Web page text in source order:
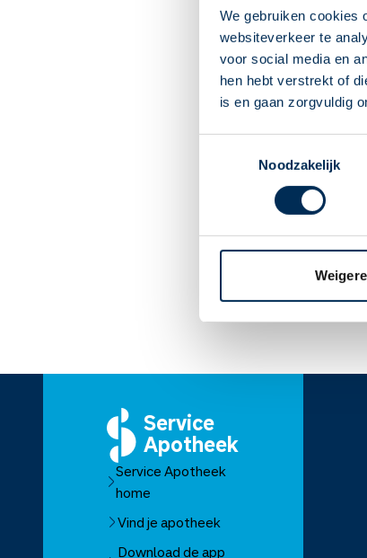
We gebruiken cookies
websiteverkeer te
voor social media en
hen hebt verstrekt of
is en gaan zorgvuldig
Noodzakelijk
Helpt de tablet
minimaal 2 uur
U kunt last
uur. Houdt het
Door almotriptan
last houden van
Gebruik
gebruikt
Heeft u meer
aanvallen kunnen
Lees meer op
Service
Apotheek
Service Apotheek
home
Vind je apotheek
Download de app